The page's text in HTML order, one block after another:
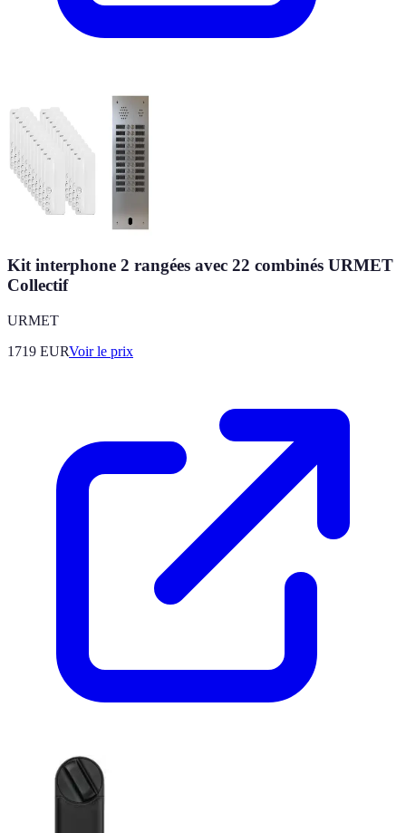
Kit interphone 2 rangées avec 22 combinés URMET
Collectif
URMET
1719 EURVoir le prix